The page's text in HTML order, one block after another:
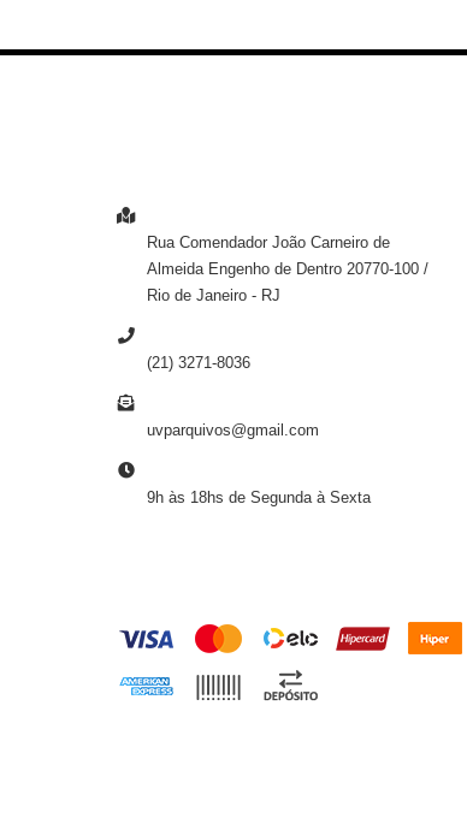
Rua Comendador João Carneiro de
Almeida Engenho de Dentro 20770-100 /
Rio de Janeiro - RJ
(21) 3271-8036
uvparquivos@gmail.com
9h às 18hs de Segunda à Sexta